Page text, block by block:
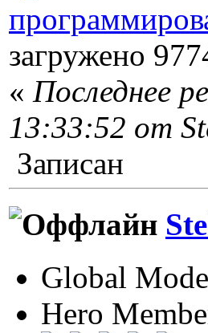
загружено
« Последнее
13:33:52 от
Записан
Global
Hero